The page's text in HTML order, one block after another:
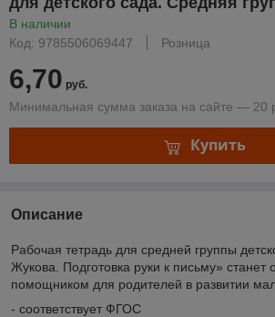
В наличии
Код: 9785506069447
Розница
6,70 руб.
Минимальная сумма заказа на сайте — 20
Купить
Описание
Рабочая тетрадь для средней группы
Жукова. Подготовка руки к письму» станет
помощником для родителей в развитии
- соответствует ФГОС